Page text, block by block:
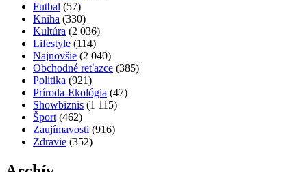
Futbal (57)
Kniha (330)
Kultúra (2 036)
Lifestyle (114)
Najnovšie (2 040)
Obchodné reťazce (385)
Politika (921)
Príroda-Ekológia (47)
Showbiznis (1 115)
Šport (462)
Zaujímavosti (916)
Zdravie (352)